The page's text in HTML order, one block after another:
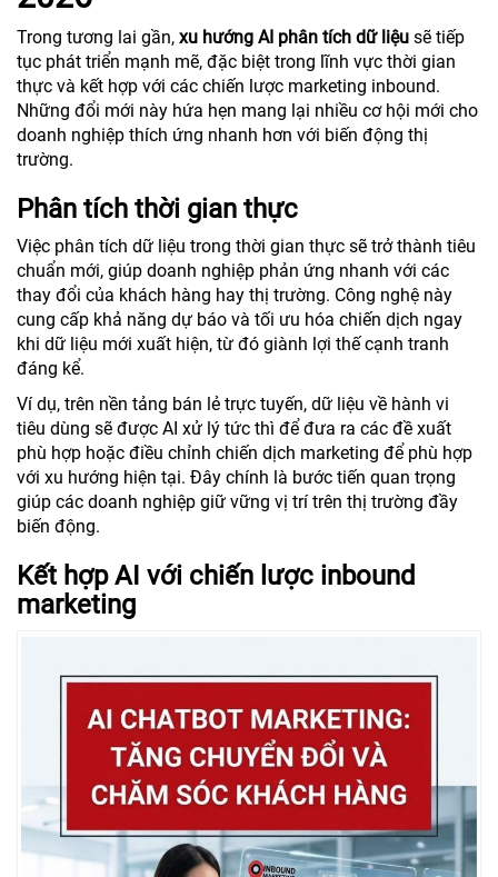
Trong tương lai gần, xu hướng AI phân tích dữ liệu sẽ tiếp
tục phát triển mạnh mẽ, đặc biệt trong lĩnh vực thời gian
thực và kết hợp với các chiến lược marketing inbound.
Những đổi mới này hứa hẹn mang lại nhiều cơ hội mới cho
doanh nghiệp thích ứng nhanh hơn với biến động thị
trường.
Phân tích thời gian thực
Việc phân tích dữ liệu trong thời gian thực sẽ trở thành tiêu
chuẩn mới, giúp doanh nghiệp phản ứng nhanh với các
thay đổi của khách hàng hay thị trường. Công nghệ này
cung cấp khả năng dự báo và tối ưu hóa chiến dịch ngay
khi dữ liệu mới xuất hiện, từ đó giành lợi thế cạnh tranh
đáng kể.
Ví dụ, trên nền tảng bán lẻ trực tuyến, dữ liệu về hành vi
tiêu dùng sẽ được AI xử lý tức thì để đưa ra các đề xuất
phù hợp hoặc điều chỉnh chiến dịch marketing để phù hợp
với xu hướng hiện tại. Đây chính là bước tiến quan trọng
giúp các doanh nghiệp giữ vững vị trí trên thị trường đầy
biến động.
Kết hợp AI với chiến lược inbound
marketing